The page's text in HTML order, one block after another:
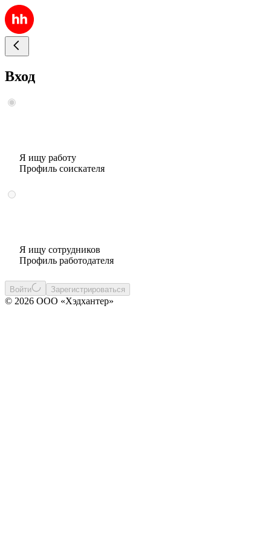
Вход
Я ищу работу
Профиль соискателя
Я ищу сотрудников
Профиль работодателя
Войти Зарегистрироваться
© 2026 ООО «Хэдхантер»